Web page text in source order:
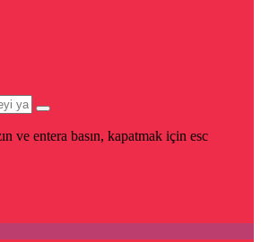
ve entera basın, kapatmak için esc